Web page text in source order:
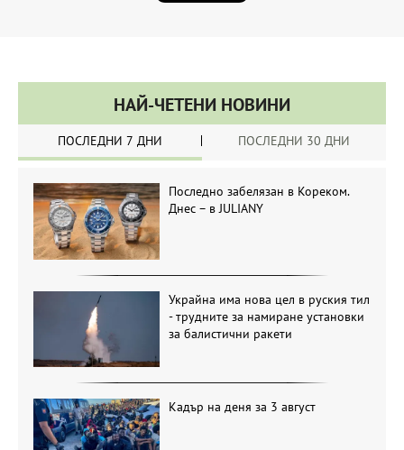
НАЙ-ЧЕТЕНИ НОВИНИ
ПОСЛЕДНИ 7 ДНИ ПОСЛЕДНИ 30 ДНИ
Последно забелязан в Кореком.
Днес – в JULIANY
Украйна има нова цел в руския тил
- трудните за намиране установки
за балистични ракети
Кадър на деня за 3 август